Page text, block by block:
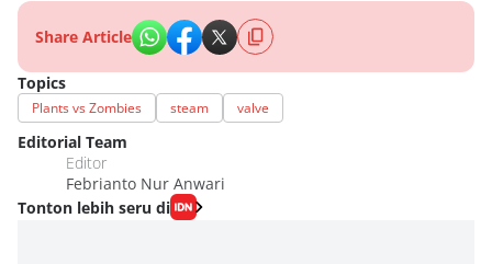
Share Article
Topics
Plants vs Zombies steam valve
Editorial Team
Editor
Febrianto Nur Anwari
Tonton lebih seru di